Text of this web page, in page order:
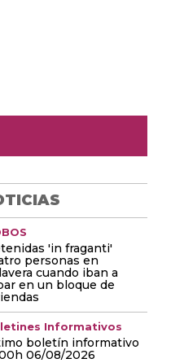
'in fraganti'
personas en
cuando iban a
en un bloque de
Informativos
boletín informativo
06/08/2026